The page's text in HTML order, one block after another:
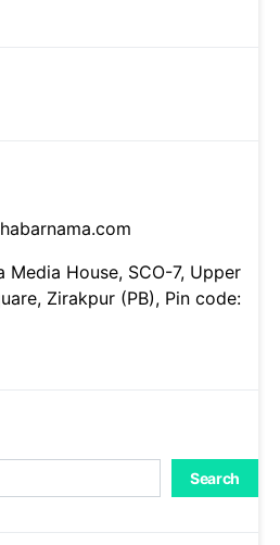
Media House, SCO-7, Upper
Zirakpur (PB), Pin code:
Search